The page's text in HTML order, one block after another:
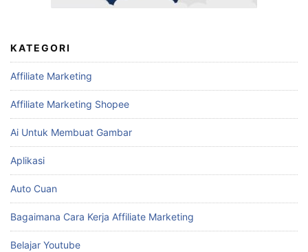
KATEGORI
Affiliate Marketing
Affiliate Marketing Shopee
Ai Untuk Membuat Gambar
Aplikasi
Auto Cuan
Bagaimana Cara Kerja Affiliate Marketing
Belajar Youtube